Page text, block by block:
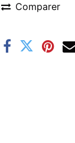
Comparer